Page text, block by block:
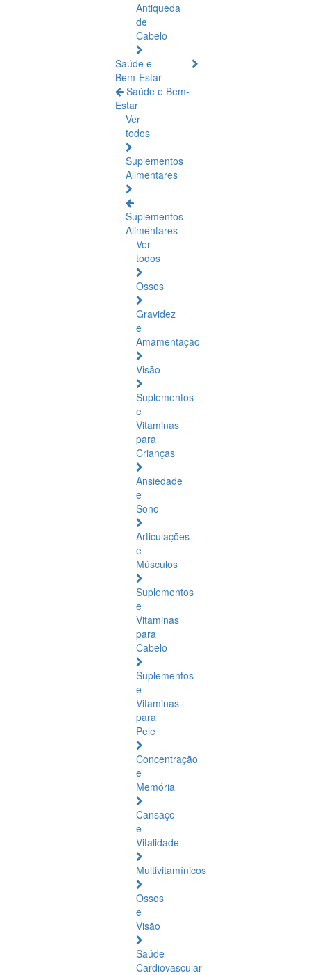
Antiqueda
de
Cabelo
Saúde e
Bem-Estar
Saúde e Bem-
Estar
Ver
todos
Suplementos
Alimentares
Suplementos
Alimentares
Ver
todos
Ossos
Gravidez
e
Amamentação
Visão
Suplementos
e
Vitaminas
para
Crianças
Ansiedade
e
Sono
Articulações
e
Músculos
Suplementos
e
Vitaminas
para
Cabelo
Suplementos
e
Vitaminas
para
Pele
Concentração
e
Memória
Cansaço
e
Vitalidade
Multivitamínicos
Ossos
e
Visão
Saúde
Cardiovascular